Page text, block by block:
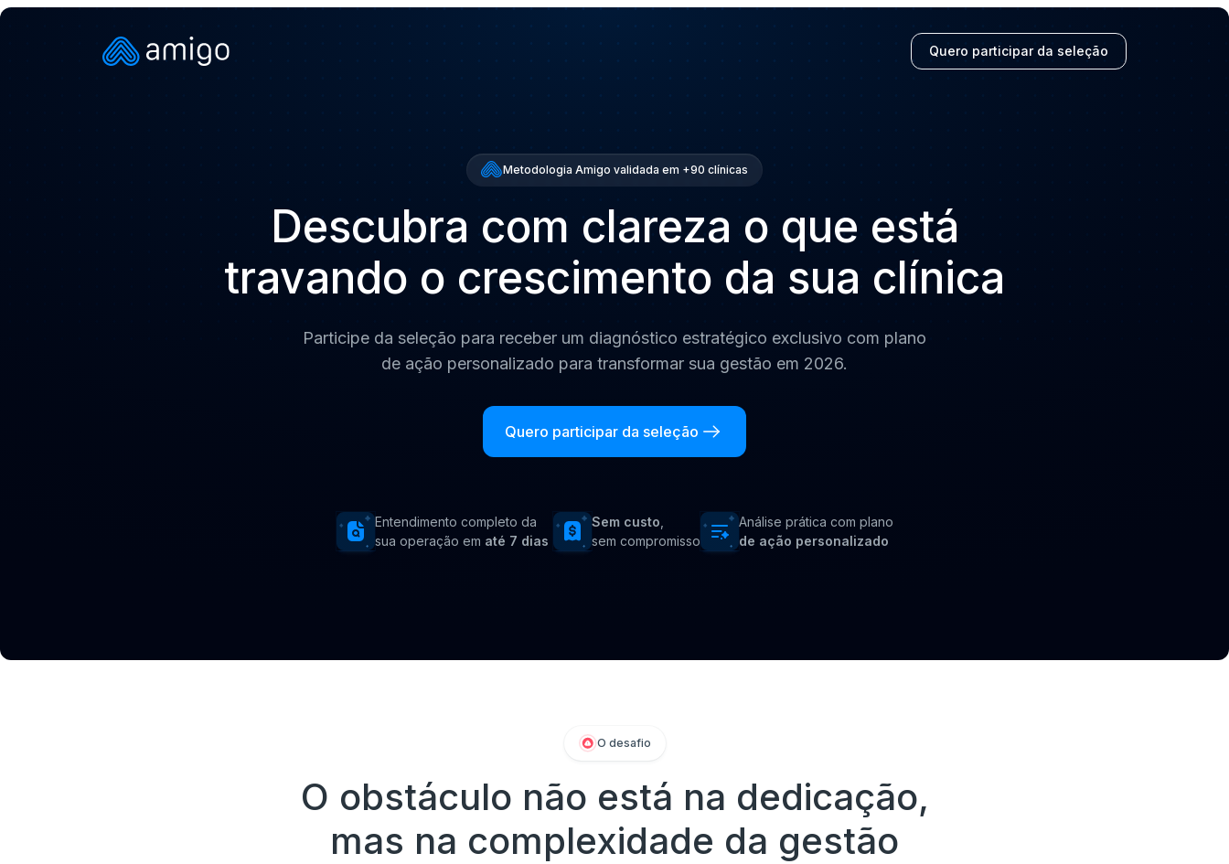
Quero participar da seleção
Metodologia Amigo validada em +90 clínicas
Descubra com clareza o que está
travando o crescimento da sua clínica
Participe da seleção para receber um diagnóstico estratégico exclusivo com plano
de ação personalizado para transformar sua gestão em 2026.
Quero participar da seleção
Entendimento completo da
sua operação em até 7 dias
Sem custo
sem compromisso
Análise prática com plano
de ação personalizado
O desafio
O obstáculo não está na dedicação,
mas na complexidade da gestão